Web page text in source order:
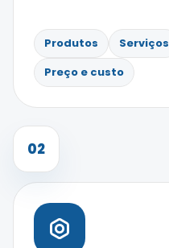
Produtos Serviços
Preço e custo
02